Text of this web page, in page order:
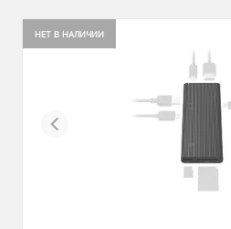
НЕТ В НАЛИЧИИ
Previous